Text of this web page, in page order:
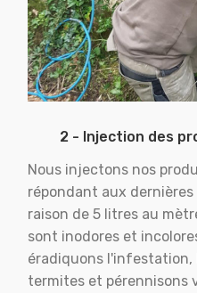
2 - Injection des
Nous injectons nos
répondant aux
raison de 5 litres au
sont inodores et
éradiquons l'infestation,
termites et pérennisons